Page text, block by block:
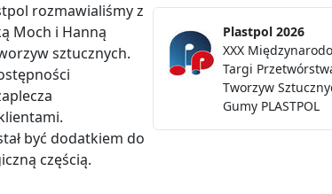
Plastpol 2026
XXX
Targi
Tworzyw
Gumy PLASTPOL
rozmawialiśmy z
Moch i Hanną
sztucznych.
być dodatkiem do
częścią.